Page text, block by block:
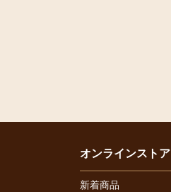
オンラインストア
新着商品